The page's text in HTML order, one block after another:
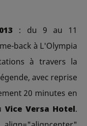
: du 9 au 11
back à L'Olympia
à travers la
avec reprise
20 minutes en
Vice Versa Hotel.